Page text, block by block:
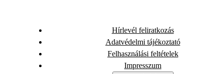
Hírlevél feliratkozás
Adatvédelmi tájékoztató
Felhasználási feltételek
Impresszum